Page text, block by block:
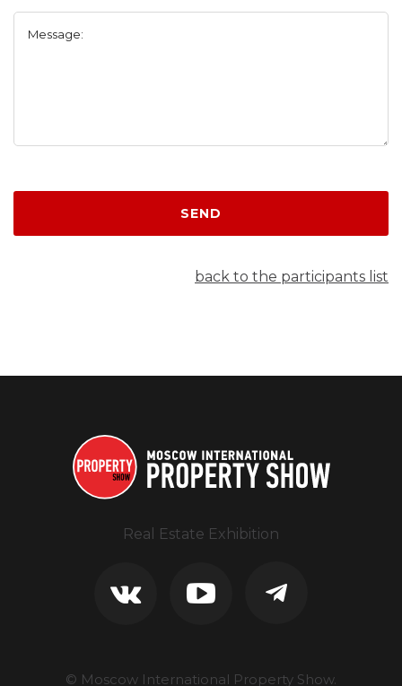
Message:
SEND
back to the participants list
Real Estate Exhibition
© Moscow International Property Show.